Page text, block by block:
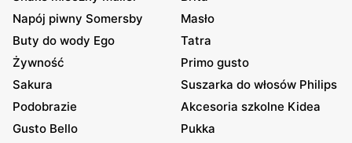
Napój piwny Somersby
Masło
Buty do wody Ego
Tatra
Żywność
Primo gusto
Sakura
Suszarka do włosów Philips
Podobrazie
Akcesoria szkolne Kidea
Gusto Bello
Pukka